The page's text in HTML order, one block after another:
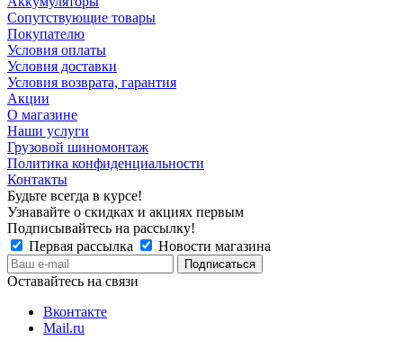
Сопутствующие товары
Покупателю
Условия оплаты
Условия доставки
Условия возврата, гарантия
Акции
О магазине
Наши услуги
Грузовой шиномонтаж
Политика конфиденциальности
Контакты
Будьте всегда в курсе!
Узнавайте о скидках и акциях первым
Подписывайтесь на рассылку!
Первая рассылка
Новости магазина
Оставайтесь на связи
Вконтакте
Mail.ru